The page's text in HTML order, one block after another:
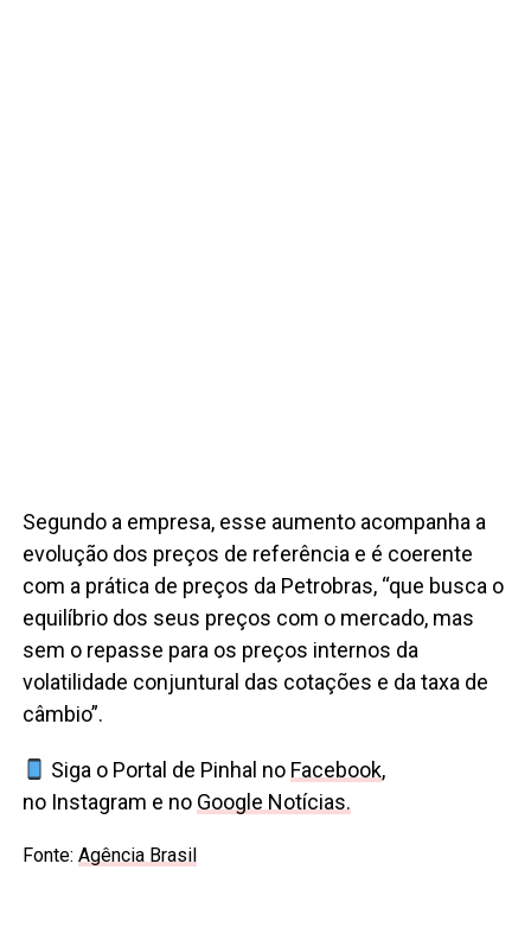
Segundo a empresa, esse aumento acompanha a
evolução dos preços de referência e é coerente
com a prática de preços da Petrobras, “que busca o
equilíbrio dos seus preços com o mercado, mas
sem o repasse para os preços internos da
volatilidade conjuntural das cotações e da taxa de
câmbio”.
Siga o Portal de Pinhal no Facebook,
no Instagram e no Google Notícias.
Fonte: Agência Brasil